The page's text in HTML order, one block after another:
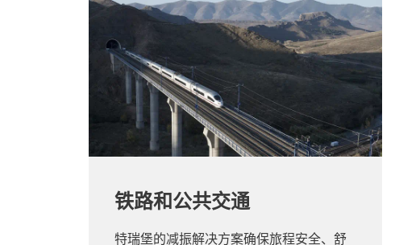
铁路和公共交通
特瑞堡的减振解决方案确保旅程安全、舒